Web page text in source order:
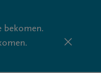
bekomen.